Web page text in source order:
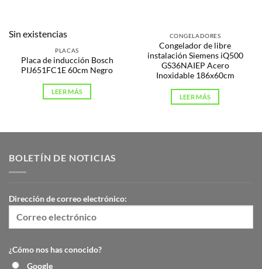
Sin existencias
PLACAS
Placa de inducción Bosch
PIJ651FC1E 60cm Negro
LEER MÁS
CONGELADORES
Congelador de libre
instalación Siemens iQ500
GS36NAIEP Acero
Inoxidable 186x60cm
LEER MÁS
BOLETÍN DE NOTICIAS
Dirección de correo electrónico:
¿Cómo nos has conocido?
Google